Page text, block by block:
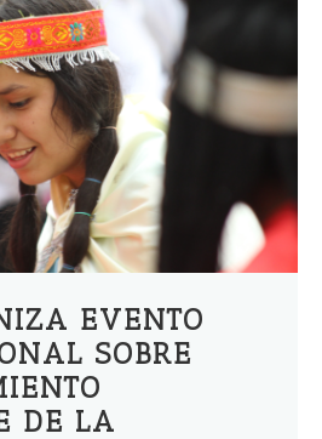
EVENTO
SOBRE
DE LA